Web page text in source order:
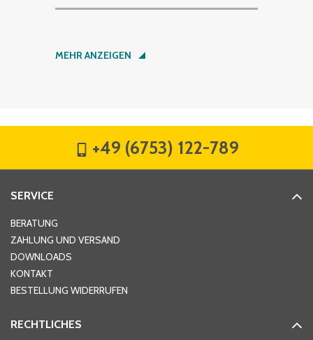
Nachname*
Hausnummer
Ort*
MEHR ANZEIGEN
+49 (6753) 122-789
SERVICE
BERATUNG
ZAHLUNG UND VERSAND
DOWNLOADS
KONTAKT
BESTELLUNG WIDERRUFEN
RECHTLICHES